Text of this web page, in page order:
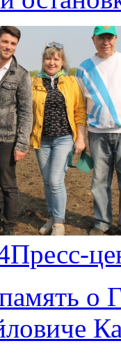
Пресс-
о